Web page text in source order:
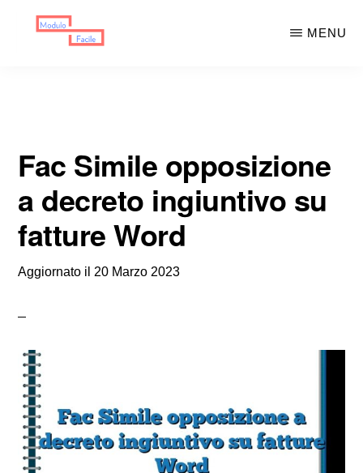
MENU
Fac Simile opposizione
a decreto ingiuntivo su
fatture Word
Aggiornato il 20 Marzo 2023